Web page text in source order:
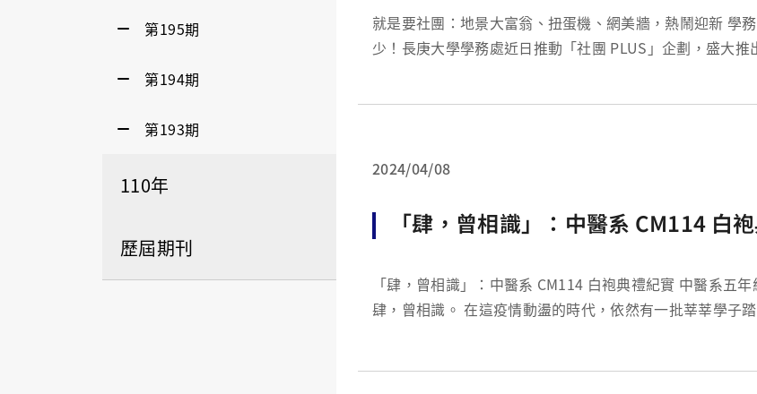
第195期
第194期
第193期
110年
歷屆期刊
就是要社團：地景大富翁、扭蛋機、網美牆，熱鬧迎新 學務處 大學社團經驗不能
少！長庚大學學務處近日推動「社團 PLUS」企劃，盛大推
2024/04/08
「肆，曾相識」：中醫系 CM114 白
「肆，曾相識」：中醫系 CM114 白袍典禮紀實 中醫系五年級 林佳萱 似曾相識；
肆，曾相識。 在這疫情動盪的時代，依然有一批莘莘學子踏著堅定不移的步伐進